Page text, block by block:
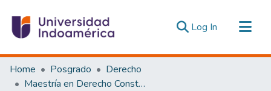
Log In (current)
Communities & Collections
All of DSpace
Home Posgrado
Derecho
Maestría en Derecho Constitucional con Mención en Derecho Constitucional